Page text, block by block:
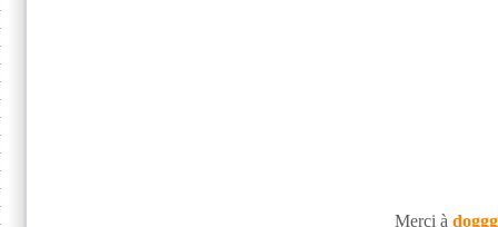
Merci à